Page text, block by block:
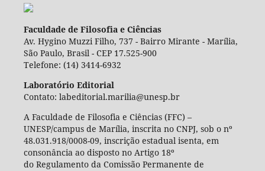
Faculdade de Filosofia e Ciências
Av. Hygino Muzzi Filho, 737 - Bairro Mirante - Marília,
São Paulo, Brasil - CEP 17.525-900
Telefone: (14) 3414-6932
Laboratório Editorial
Contato: labeditorial.marilia@unesp.br
A Faculdade de Filosofia e Ciências (FFC) –
UNESP/campus de Marília, inscrita no CNPJ, sob o nº
48.031.918/0008-09, inscrição estadual isenta, em
consonância ao disposto no Artigo 18º
do Regulamento da Comissão Permanente de